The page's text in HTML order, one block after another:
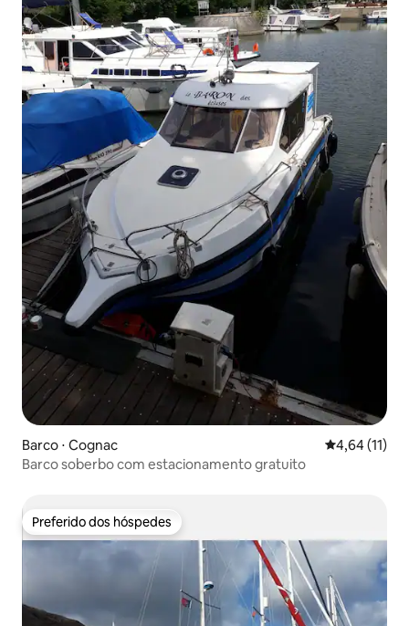
Barco ⋅ Cognac 4,64 de uma
4,64 (11)
Barco soberbo com estacionamento gratuito
Preferido dos hóspedes
Preferido dos hóspedes